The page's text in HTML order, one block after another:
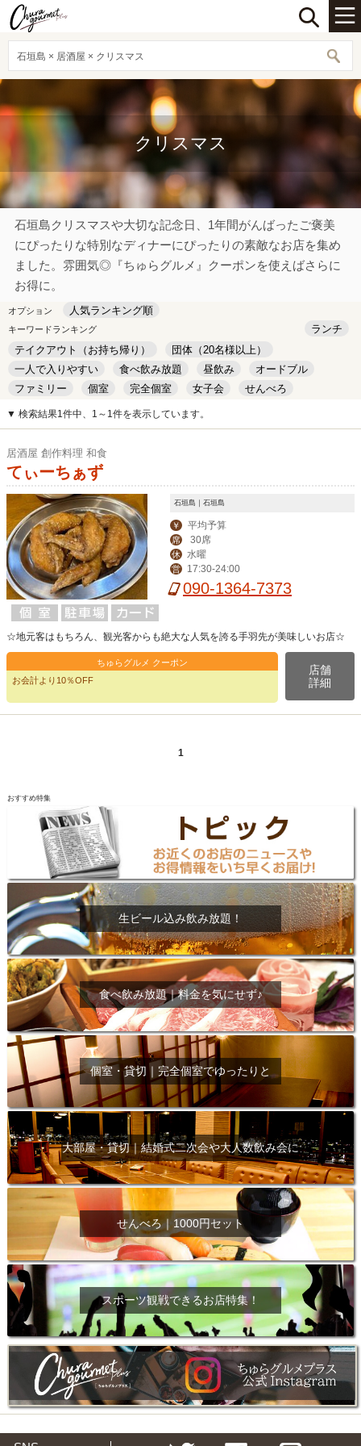
石垣島 × 居酒屋 × クリスマス
クリスマス
石垣島クリスマスや大切な記念日、1年間がんばったご褒美
にぴったりな特別なディナーにぴったりの素敵なお店を集め
ました。雰囲気◎『ちゅらグルメ』クーポンを使えばさらに
お得に。
オプション 人気ランキング順
キーワードランキング
ランチ
テイクアウト（お持ち帰り）
団体（20名様以上）
一人で入りやすい
食べ飲み放題 昼飲み
オードブル
ファミリー
個室 完全個室 女子会
せんべろ
キッズルーム
安い デート
▼ 検索結果1件中、1～1件を表示しています。
居酒屋 創作料理 和食
てぃーちぁず
石垣島｜石垣島
￥ 平均予算
席 30席
休 水曜
営 17:30-24:00
090-1364-7373
☆地元客はもちろん、観光客からも絶大な人気を誇る手羽先が美味しいお店☆
ちゅらグルメ クーポン
お会計より10％OFF
店舗
詳細
1
おすすめ特集
生ビール込み飲み放題！
食べ飲み放題｜料金を気にせず♪
個室・貸切｜完全個室でゆったりと
大部屋・貸切｜結婚式二次会や大人数飲み会に
せんべろ｜1000円セット
スポーツ観戦できるお店特集！